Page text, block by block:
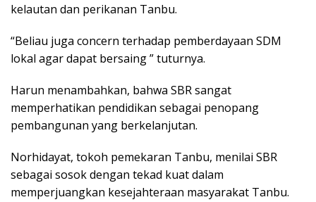
kelautan dan perikanan Tanbu.
“Beliau juga concern terhadap pemberdayaan SDM
lokal agar dapat bersaing ” tuturnya.
Harun menambahkan, bahwa SBR sangat
memperhatikan pendidikan sebagai penopang
pembangunan yang berkelanjutan.
Norhidayat, tokoh pemekaran Tanbu, menilai SBR
sebagai sosok dengan tekad kuat dalam
memperjuangkan kesejahteraan masyarakat Tanbu.